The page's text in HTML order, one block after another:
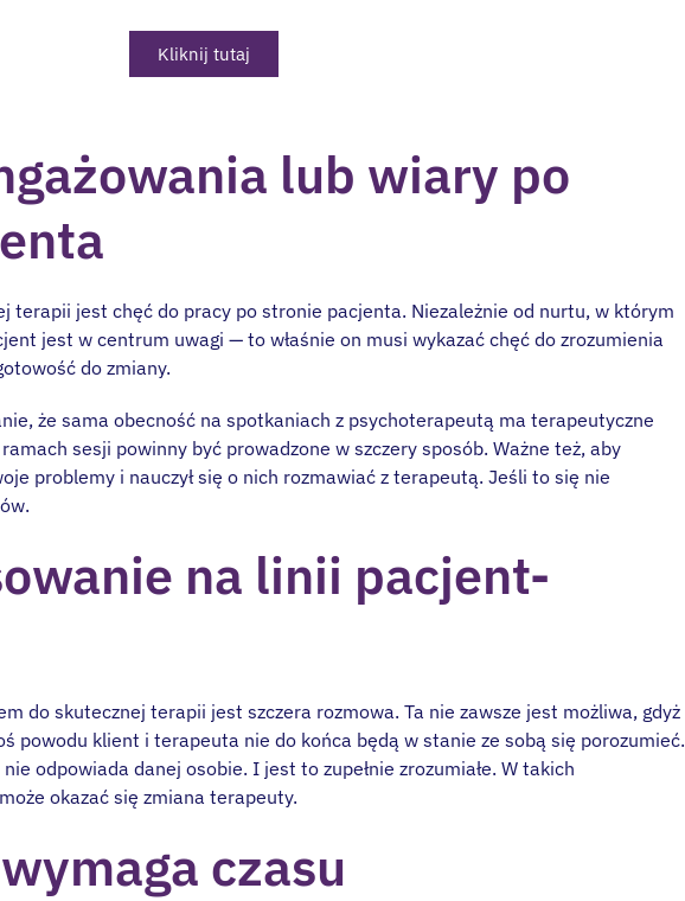
Kliknij tutaj
lub wiary po
terapii jest chęć do pracy po stronie pacjenta. Niezależnie od nurtu, w którym
jest w centrum uwagi — to właśnie on musi wykazać chęć do zrozumienia
do zmiany.
że sama obecność na spotkaniach z psychoterapeutą ma terapeutyczne
sesji powinny być prowadzone w szczery sposób. Ważne też, aby
problemy i nauczył się o nich rozmawiać z terapeutą. Jeśli to się nie
na linii pacjent-
do skutecznej terapii jest szczera rozmowa. Ta nie zawsze jest możliwa, gdyż
powodu klient i terapeuta nie do końca będą w stanie ze sobą się porozumieć.
odpowiada danej osobie. I jest to zupełnie zrozumiałe. W takich
okazać się zmiana terapeuty.
czasu